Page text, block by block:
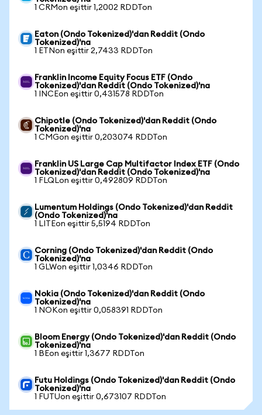
1 CRMon eşittir 1,2002 RDDTon
Eaton (Ondo Tokenized)'dan Reddit (Ondo
Tokenized)'na
1 ETNon eşittir 2,7433 RDDTon
Franklin Income Equity Focus ETF (Ondo
Tokenized)'dan Reddit (Ondo Tokenized)'na
1 INCEon eşittir 0,431578 RDDTon
Chipotle (Ondo Tokenized)'dan Reddit (Ondo
Tokenized)'na
1 CMGon eşittir 0,203074 RDDTon
Franklin US Large Cap Multifactor Index ETF (Ondo
Tokenized)'dan Reddit (Ondo Tokenized)'na
1 FLQLon eşittir 0,492809 RDDTon
Lumentum Holdings (Ondo Tokenized)'dan Reddit
(Ondo Tokenized)'na
1 LITEon eşittir 5,5194 RDDTon
Corning (Ondo Tokenized)'dan Reddit (Ondo
Tokenized)'na
1 GLWon eşittir 1,0346 RDDTon
Nokia (Ondo Tokenized)'dan Reddit (Ondo
Tokenized)'na
1 NOKon eşittir 0,058391 RDDTon
Bloom Energy (Ondo Tokenized)'dan Reddit (Ondo
Tokenized)'na
1 BEon eşittir 1,3677 RDDTon
Futu Holdings (Ondo Tokenized)'dan Reddit (Ondo
Tokenized)'na
1 FUTUon eşittir 0,673107 RDDTon